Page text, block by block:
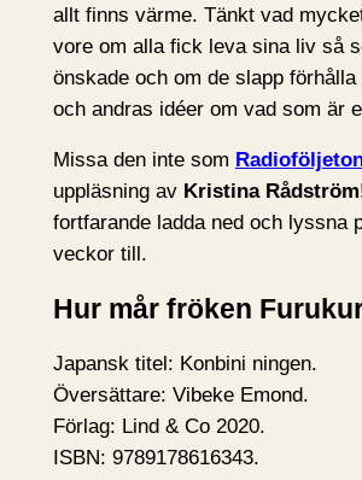
allt finns värme. Tänkt vad
vore om alla fick leva sina liv så
önskade och om de slapp
och andras idéer om vad som är
Missa den inte som
uppläsning av Kristina Rådström
fortfarande ladda ned och lyssna
veckor till.
Hur mår fröken
Japansk titel: Konbini ningen.
Översättare: Vibeke Emond.
Förlag: Lind & Co 2020.
ISBN: 9789178616343.